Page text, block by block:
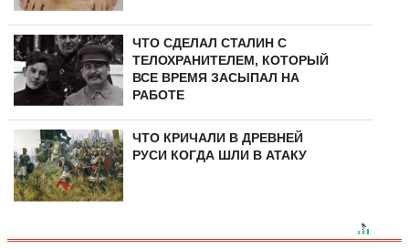
ЧТО СДЕЛАЛ СТАЛИН С
ТЕЛОХРАНИТЕЛЕМ, КОТОРЫЙ
ВСЕ ВРЕМЯ ЗАСЫПАЛ НА
РАБОТЕ
ЧТО КРИЧАЛИ В ДРЕВНЕЙ
РУСИ КОГДА ШЛИ В АТАКУ